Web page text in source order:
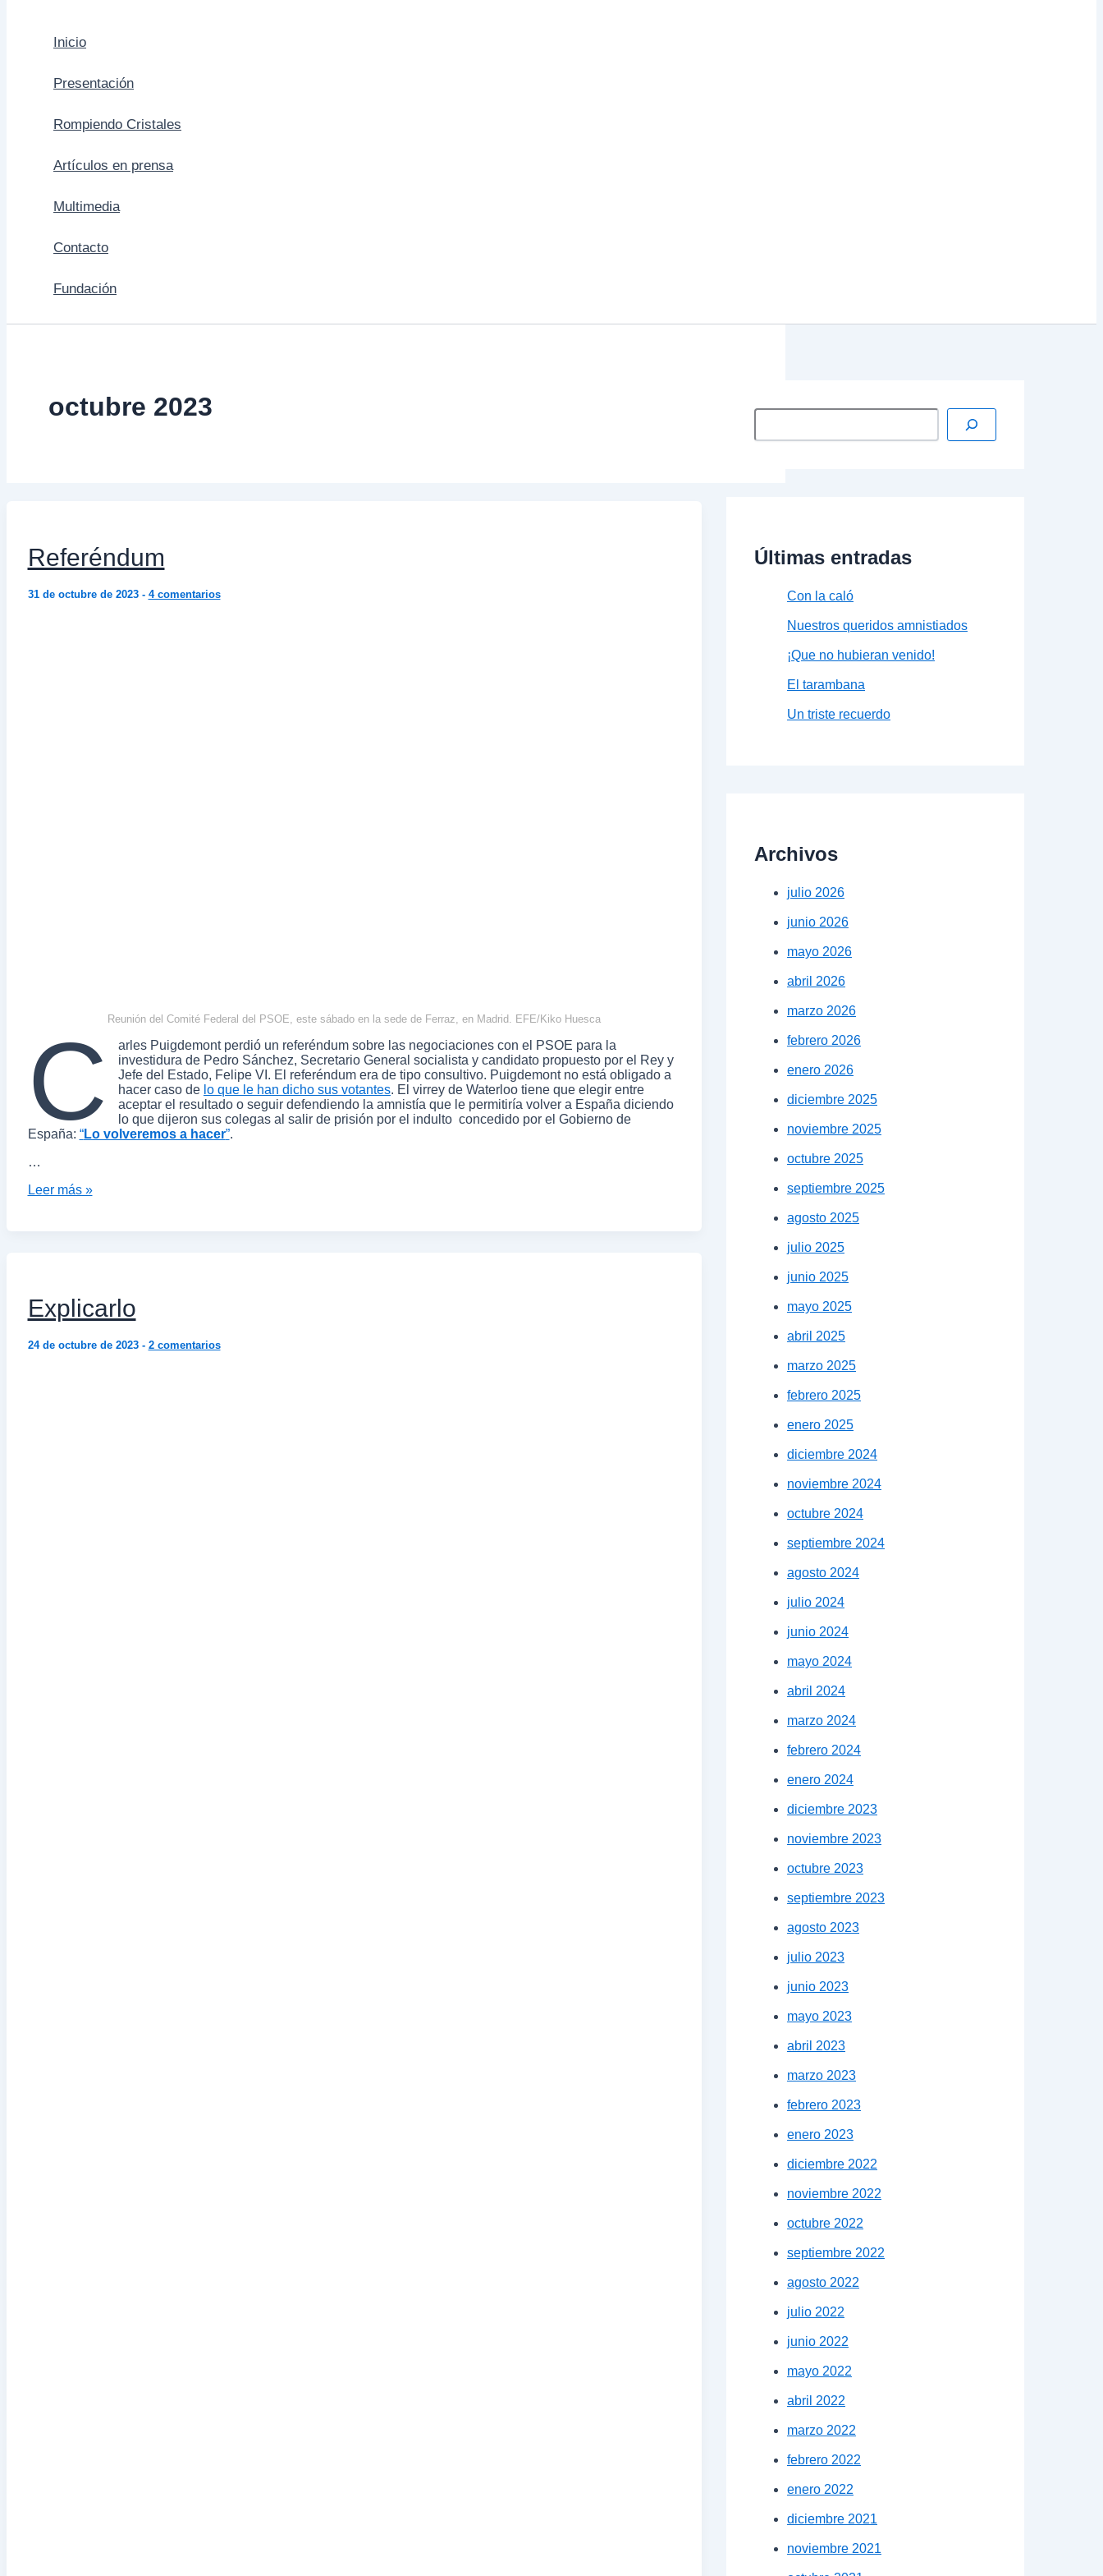
Inicio
Presentación
Rompiendo Cristales
Artículos en prensa
Multimedia
Contacto
Fundación
octubre 2023
Referéndum
31 de octubre de 2023 - 4 comentarios
Reunión del Comité Federal del PSOE, este sábado en la sede de Ferraz, en Madrid. EFE/Kiko Huesca
C
arles Puigdemont perdió un referéndum sobre las negociaciones con el PSOE para la
investidura de Pedro Sánchez, Secretario General socialista y candidato propuesto por el Rey y
Jefe del Estado, Felipe VI. El referéndum era de tipo consultivo. Puigdemont no está obligado a
hacer caso de lo que le han dicho sus votantes. El virrey de Waterloo tiene que elegir entre
aceptar el resultado o seguir defendiendo la amnistía que le permitiría volver a España diciendo
lo que dijeron sus colegas al salir de prisión por el indulto concedido por el Gobierno de
España: “Lo volveremos a hacer”.
…
Leer más »
Explicarlo
24 de octubre de 2023 - 2 comentarios
Últimas entradas
Con la caló
Nuestros queridos amnistiados
¡Que no hubieran venido!
El tarambana
Un triste recuerdo
Archivos
julio 2026
junio 2026
mayo 2026
abril 2026
marzo 2026
febrero 2026
enero 2026
diciembre 2025
noviembre 2025
octubre 2025
septiembre 2025
agosto 2025
julio 2025
junio 2025
mayo 2025
abril 2025
marzo 2025
febrero 2025
enero 2025
diciembre 2024
noviembre 2024
octubre 2024
septiembre 2024
agosto 2024
julio 2024
junio 2024
mayo 2024
abril 2024
marzo 2024
febrero 2024
enero 2024
diciembre 2023
noviembre 2023
octubre 2023
septiembre 2023
agosto 2023
julio 2023
junio 2023
mayo 2023
abril 2023
marzo 2023
febrero 2023
enero 2023
diciembre 2022
noviembre 2022
octubre 2022
septiembre 2022
agosto 2022
julio 2022
junio 2022
mayo 2022
abril 2022
marzo 2022
febrero 2022
enero 2022
diciembre 2021
noviembre 2021